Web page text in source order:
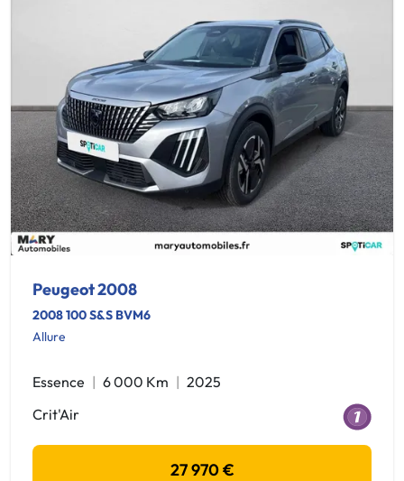
Peugeot 2008
2008 100 S&S BVM6
Allure
Essence 6 000 Km
2025
Crit'Air
27 970 €